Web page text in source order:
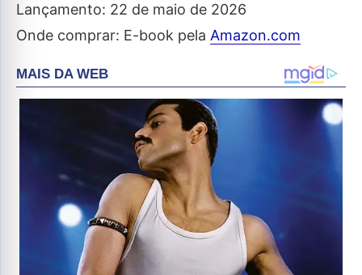
Lançamento: 22 de maio de 2026
Onde comprar: E-book pela Amazon.com